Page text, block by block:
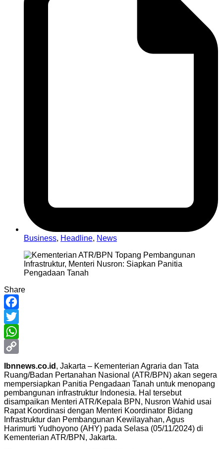
Business, Headline, News
Share
Facebook
Twitter
WhatsApp
Copy
Link
Ibnnews.co.id , Jakarta – Kementerian Agraria dan Tata
Ruang/Badan Pertanahan Nasional (ATR/BPN) akan segera
mempersiapkan Panitia Pengadaan Tanah untuk menopang
pembangunan infrastruktur Indonesia. Hal tersebut
disampaikan Menteri ATR/Kepala BPN, Nusron Wahid usai
Rapat Koordinasi dengan Menteri Koordinator Bidang
Infrastruktur dan Pembangunan Kewilayahan, Agus
Harimurti Yudhoyono (AHY) pada Selasa (05/11/2024) di
Kementerian ATR/BPN, Jakarta.